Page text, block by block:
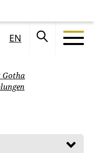
EN
Gotha